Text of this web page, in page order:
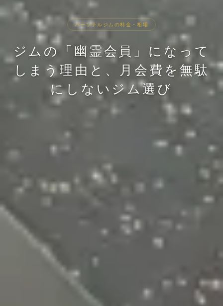
パーソナルジムの料金・相場
ジムの「幽霊会員」になって
しまう理由と、月会費を無駄
にしないジム選び